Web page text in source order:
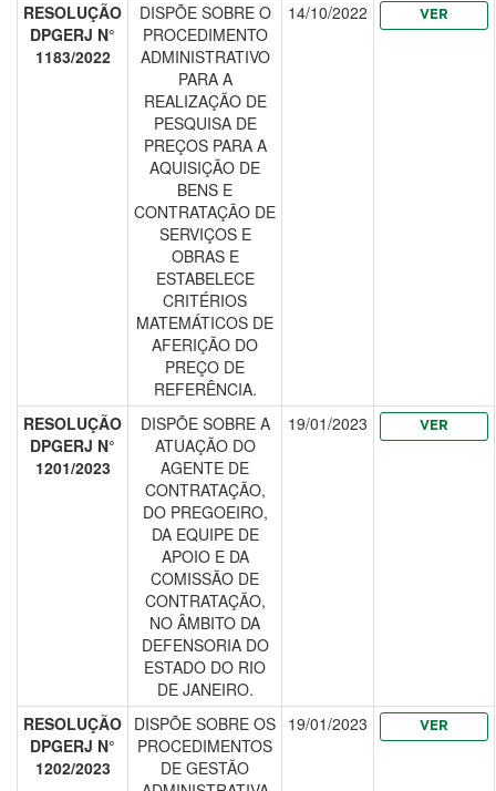
RESOLUÇÃO
DPGERJ N°
1183/2022
DISPÕE SOBRE O
PROCEDIMENTO
ADMINISTRATIVO
PARA A
REALIZAÇÃO DE
PESQUISA DE
PREÇOS PARA A
AQUISIÇÃO DE
BENS E
CONTRATAÇÃO DE
SERVIÇOS E
OBRAS E
ESTABELECE
CRITÉRIOS
MATEMÁTICOS DE
AFERIÇÃO DO
PREÇO DE
REFERÊNCIA.
14/10/2022 VER
RESOLUÇÃO
DPGERJ N°
1201/2023
DISPÕE SOBRE A
ATUAÇÃO DO
AGENTE DE
CONTRATAÇÃO,
DO PREGOEIRO,
DA EQUIPE DE
APOIO E DA
COMISSÃO DE
CONTRATAÇÃO,
NO ÂMBITO DA
DEFENSORIA DO
ESTADO DO RIO
DE JANEIRO.
19/01/2023 VER
RESOLUÇÃO
DPGERJ N°
1202/2023
DISPÕE SOBRE OS
PROCEDIMENTOS
DE GESTÃO
19/01/2023 VER